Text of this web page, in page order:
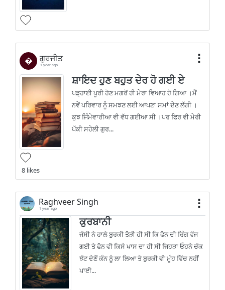
� ਗੁਰਜੀਤ
1 year ago
ਸ਼ਾਇਦ ਹੁਣ ਬਹੁਤ ਦੇਰ ਹੋ ਗਈ ਏ
ਪੜ੍ਹਾਈ ਪੂਰੀ ਹੋਣ ਮਗਰੋਂ ਹੀ ਮੇਰਾ ਵਿਆਹ ਹੋ ਗਿਆ ।ਮੈਂ
ਨਵੇਂ ਪਰਿਵਾਰ ਨੂੰ ਸਮਝਣ ਲਈ ਆਪਣਾ ਸਮਾਂ ਦੇਣ ਲੱਗੀ ।
ਕੁਝ ਜਿੰਮੇਵਾਰੀਆ ਵੀ ਵੱਧ ਗਈਆ ਸੀ ।ਪਰ ਫਿਰ ਵੀ ਮੇਰੀ
ਪੱਕੀ ਸਹੇਲੀ ਗੁਰ...
8 likes
Raghveer Singh
1 year ago
ਕੁਰਬਾਨੀ
ਜੱਸੀ ਨੇ ਹਾਲੇ ਬੁਰਕੀ ਤੋੜੀ ਹੀ ਸੀ ਕਿ ਫੋਨ ਦੀ ਰਿੰਗ ਵੱਜ
ਗਈ ਤੇ ਫੋਨ ਵੀ ਕਿਸੇ ਖਾਸ ਦਾ ਹੀ ਸੀ ਜਿਹੜਾ ਓਹਨੇ ਚੱਕ
ਝੱਟ ਦੇਣੇਂ ਕੰਨ ਨੂੰ ਲਾ ਲਿਆ ਤੇ ਬੁਰਕੀ ਵੀ ਮੂੰਹ ਵਿੱਚ ਨਹੀਂ
ਪਾਈ...